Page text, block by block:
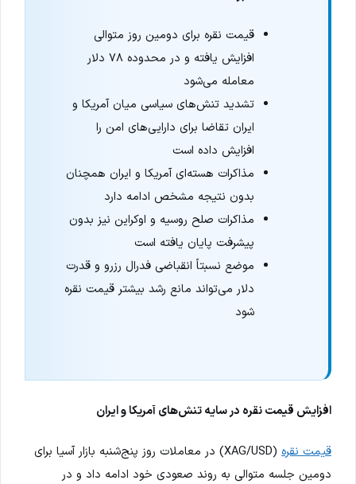
قیمت نقره برای دومین روز متوالی
افزایش یافته و در محدوده ۷۸ دلار
معامله می‌شود
تشدید تنش‌های سیاسی میان آمریکا و
ایران تقاضا برای دارایی‌های امن را
افزایش داده است
مذاکرات هسته‌ای آمریکا و ایران همچنان
بدون نتیجه مشخص ادامه دارد
مذاکرات صلح روسیه و اوکراین نیز بدون
پیشرفت پایان یافته است
موضع نسبتاً انقباضی فدرال رزرو و قدرت
دلار می‌تواند مانع رشد بیشتر قیمت نقره
شود
افزایش قیمت نقره در سایه تنش‌های آمریکا و ایران
قیمت نقره
(XAG/USD) در معاملات روز پنج‌شنبه بازار آسیا برای
دومین جلسه متوالی به روند صعودی خود ادامه داد و در